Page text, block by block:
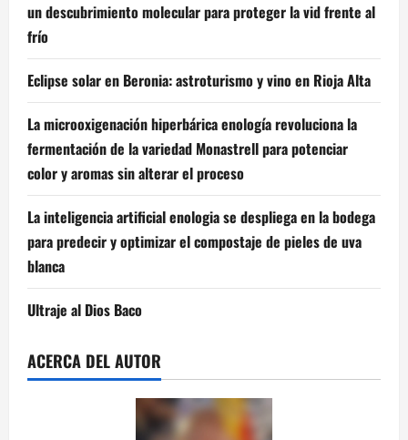
un descubrimiento molecular para proteger la vid frente al
frío
Eclipse solar en Beronia: astroturismo y vino en Rioja Alta
La microoxigenación hiperbárica enología revoluciona la
fermentación de la variedad Monastrell para potenciar
color y aromas sin alterar el proceso
La inteligencia artificial enologia se despliega en la bodega
para predecir y optimizar el compostaje de pieles de uva
blanca
Ultraje al Dios Baco
ACERCA DEL AUTOR